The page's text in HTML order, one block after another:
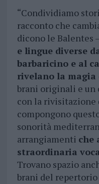
“Condividiamo
racconto che
dicono le Balentes
e lingue diverse
barbaricino e al
rivelano la magia
brani originali e un
con la rivisitazione
compongono
sonorità
arrangiamenti che
straordinaria
Trovano spazio
brani del